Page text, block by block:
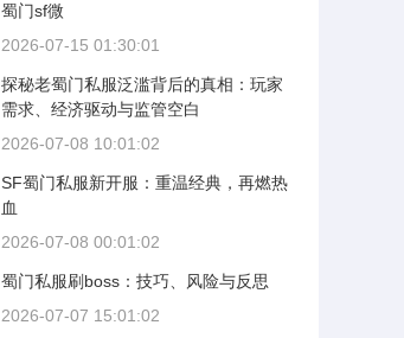
蜀门sf微
2026-07-15 01:30:01
探秘老蜀门私服泛滥背后的真相：玩家
需求、经济驱动与监管空白
2026-07-08 10:01:02
SF蜀门私服新开服：重温经典，再燃热
血
2026-07-08 00:01:02
蜀门私服刷boss：技巧、风险与反思
2026-07-07 15:01:02